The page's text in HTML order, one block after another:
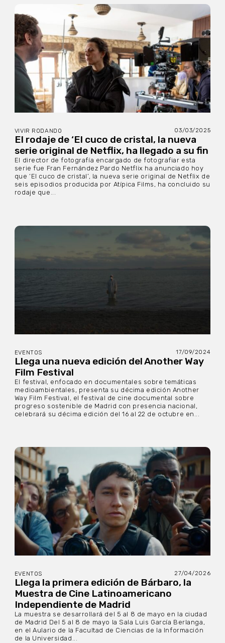
VIVIR RODANDO 03/03/2025
El rodaje de ‘El cuco de cristal, la nueva
serie original de Netflix, ha llegado a su fin
El director de fotografía encargado de fotografiar esta
serie fue Fran Fernández Pardo Netflix ha anunciado hoy
que ‘El cuco de cristal’, la nueva serie original de Netflix de
seis episodios producida por Atípica Films, ha concluido su
rodaje que...
EVENTOS 17/09/2024
Llega una nueva edición del Another Way
Film Festival
El festival, enfocado en documentales sobre temáticas
medioambientales, presenta su décima edición Another
Way Film Festival, el festival de cine documental sobre
progreso sostenible de Madrid con presencia nacional,
celebrará su décima edición del 16 al 22 de octubre en...
EVENTOS 27/04/2026
Llega la primera edición de Bárbaro, la
Muestra de Cine Latinoamericano
Independiente de Madrid
La muestra se desarrollará del 5 al 8 de mayo en la ciudad
de Madrid Del 5 al 8 de mayo la Sala Luis García Berlanga,
en el Aulario de la Facultad de Ciencias de la Información
de la Universidad...